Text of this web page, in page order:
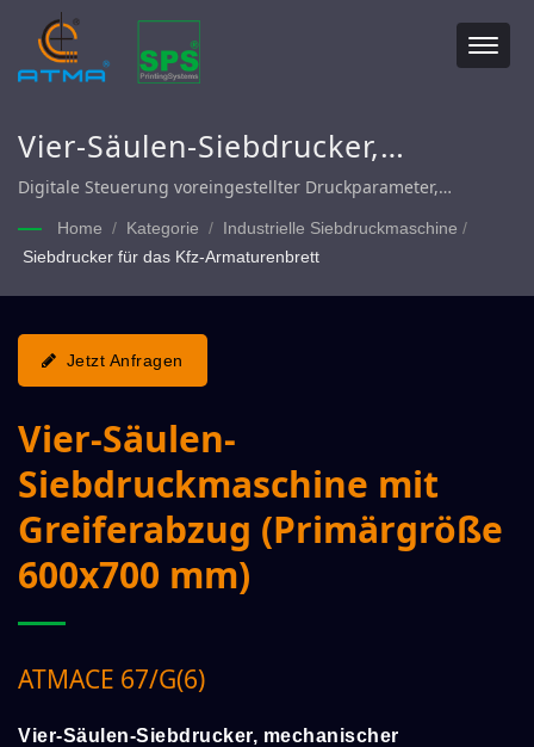
Vier-Säulen-Siebdrucker,
mechanischer Siebdrucker, Vier-
Säulen-Siebdrucker mit
gleitendem Tisch, Vier-Säulen-
Digitale Steuerung voreingestellter Druckparameter,
Luftdruck und synchronem Abziehen, um ein Verkleben des
Steigerung der Produktivität.
Home / Kategorie / Industrielle Siebdruckmaschine /
Siebdrucker für das Kfz-Armaturenbrett
Jetzt Anfragen
Vier-Säulen-
Siebdruckmaschine mit
Greiferabzug (Primärgröße
600x700 mm)
ATMACE 67/G(6)
Vier-Säulen-Siebdrucker, mechanischer